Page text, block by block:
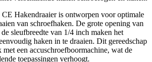
Hakendraaier is ontworpen voor optimale
van schroefhaken. De grote opening van
sleufbreedte van 1/4 inch maken het
haken in te draaien. Dit gereedschap
een accuschroefboormachine, wat de
toepassingen verhoogt.